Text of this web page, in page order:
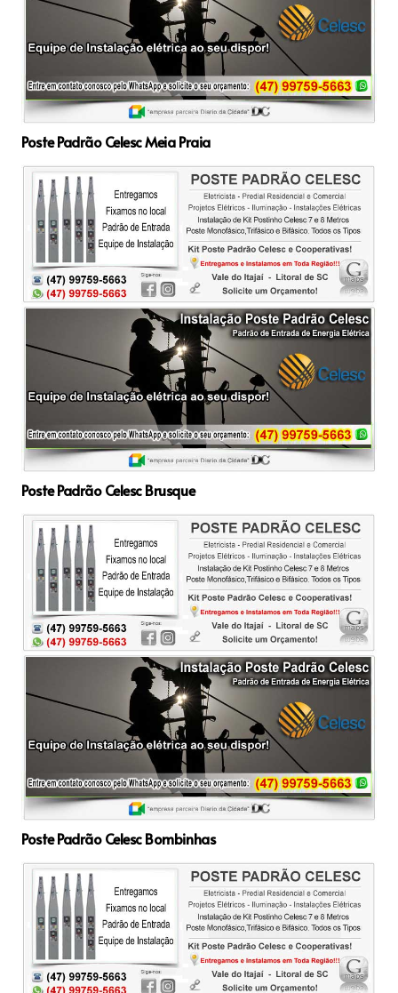
Poste Padrão Celesc Meia Praia
Poste Padrão Celesc Brusque
Poste Padrão Celesc Bombinhas